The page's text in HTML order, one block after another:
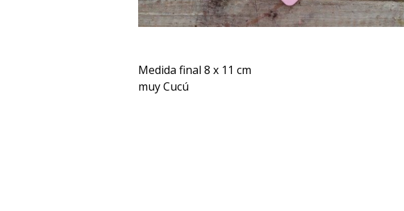
Medida final 8 x 11 cm
muy Cucú